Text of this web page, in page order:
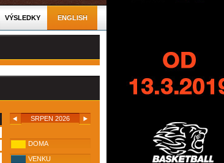
VÝSLEDKY ENGLISH
SRPEN 2026
DOMA
VENKU